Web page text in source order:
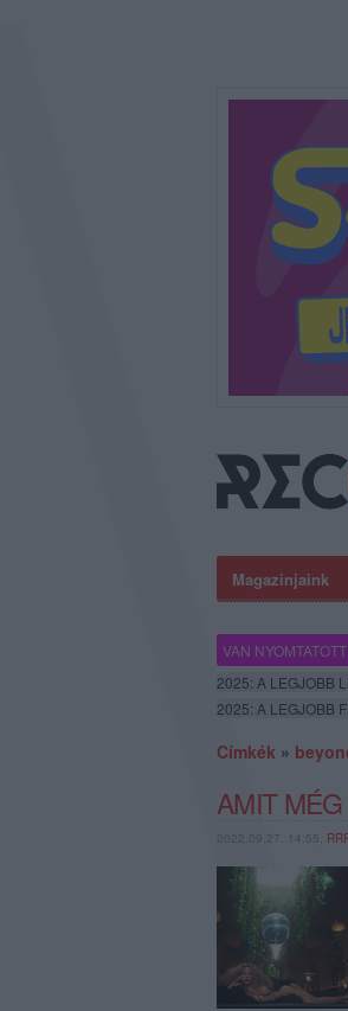
Magazinjaink
VAN
2025: A LEGJOBB
2025: A LEGJOBB
Címkék »
AMIT
2022.09.27. 14:55,